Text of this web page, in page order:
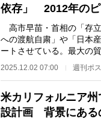
依存」 2012年の
高市早苗・首相の「存
への渡航自粛」や「日本
ートさせている。最大の
き合うべきか。日…
2025.12.02 07:00 週刊ポ
米カリフォルニア
設計画 背景にある